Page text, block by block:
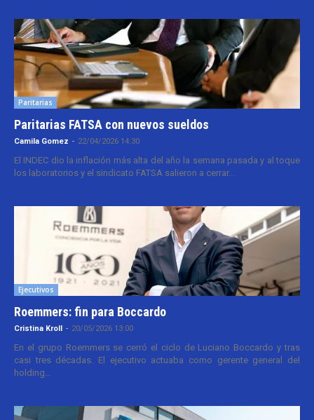
Paritarias
Paritarias FATSA con nuevos sueldos
Camila Gomez - 22/04/2026 14:30
El INDEC dio la inflación más alta del año la semana pasada y al toque
los laboratorios y el sindicato FATSA salieron a cerrar...
Ejecutivos
Roemmers: fin para Boccardo
Cristina Kroll - 20/05/2026 13:00
En el grupo Roemmers se cerró el ciclo de Luciano Boccardo y tras
casi tres décadas. El ejecutivo actuaba como gerente general del
holding...